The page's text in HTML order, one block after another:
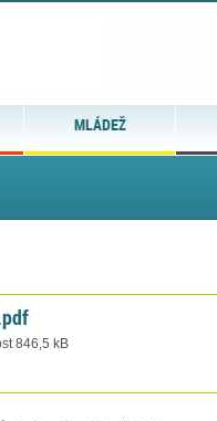
MLÁDEŽ
846,5 kB